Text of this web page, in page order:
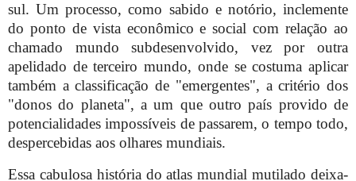
sul. Um processo, como sabido e notório, inclemente
do ponto de vista econômico e social com relação ao
chamado mundo subdesenvolvido, vez por outra
apelidado de terceiro mundo, onde se costuma aplicar
também a classificação de "emergentes", a critério dos
"donos do planeta", a um que outro país provido de
potencialidades impossíveis de passarem, o tempo todo,
despercebidas aos olhares mundiais.
Essa cabulosa história do atlas mundial mutilado deixa-